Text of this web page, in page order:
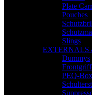
Plate
Pouches
Slings
EXTERNALS
Dummys
PEQ-